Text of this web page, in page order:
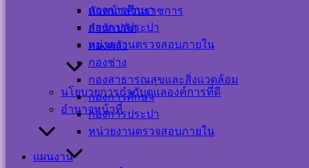
กองการศึกษา
กองการประปา
หน่วยงานตรวจสอบภายใน
นโยบายการกำกับดูแลองค์การที่ดี
อำนาจหน้าที่
แผนงาน
หัวหน้าส่วนราชการ
สำนักปลัด
กองคลัง
กองช่าง
กองสาธารณสุขและสิ่งแวดล้อม
กองการศึกษา
กองการประปา
หน่วยงานตรวจสอบภายใน
Visitor Counter
Users Today : 2
Users This Month :
Users This Year :
12100